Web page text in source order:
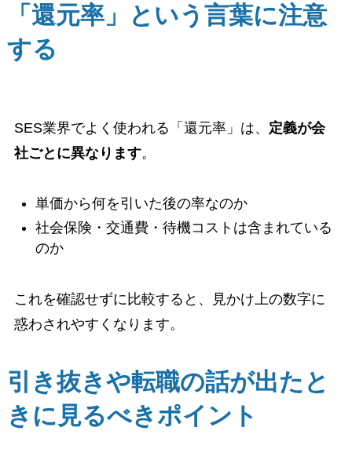
「還元率」という言葉に注意
する
SES業界でよく使われる「還元率」は、 定義が会
社ごとに異なります。
単価から何を引いた後の率なのか
社会保険・交通費・待機コストは含まれている
のか
これを確認せずに比較すると、見かけ上の数字に
惑わされやすくなります。
引き抜きや転職の話が出たと
きに見るべきポイント